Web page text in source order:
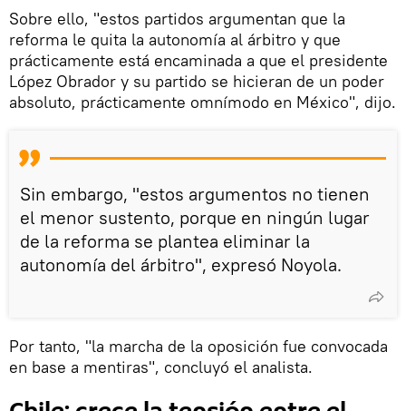
Sobre ello, "estos partidos argumentan que la
reforma le quita la autonomía al árbitro y que
prácticamente está encaminada a que el presidente
López Obrador y su partido se hicieran de un poder
absoluto, prácticamente omnímodo en México", dijo.
Sin embargo, "estos argumentos no tienen
el menor sustento, porque en ningún lugar
de la reforma se plantea eliminar la
autonomía del árbitro", expresó Noyola.
Por tanto, "la marcha de la oposición fue convocada
en base a mentiras", concluyó el analista.